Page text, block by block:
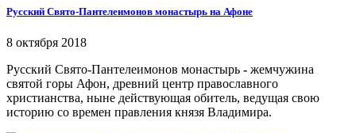
Русский Свято-Пантелеимонов монастырь на Афоне
8 октября 2018
Русский Свято-Пантелеимонов монастырь - жемчужина
святой горы Афон, древний центр православного
христианства, ныне действующая обитель, ведущая свою
историю со времен правления князя Владимира.